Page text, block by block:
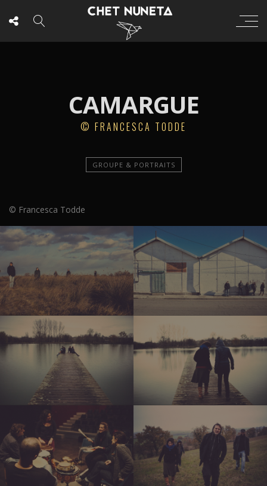
CAMARGUE
© FRANCESCA TODDE
GROUPE & PORTRAITS
© Francesca Todde